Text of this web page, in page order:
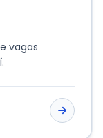
vagas